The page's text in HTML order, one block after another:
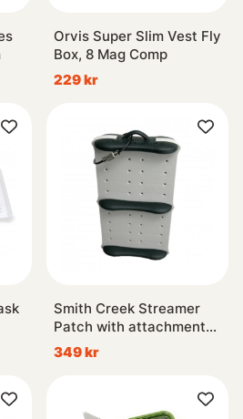
Orvis Super Slim Vest Fly
Box, 8 Mag Comp
229 kr
Smith Creek Streamer
Patch with attachment
cable
349 kr